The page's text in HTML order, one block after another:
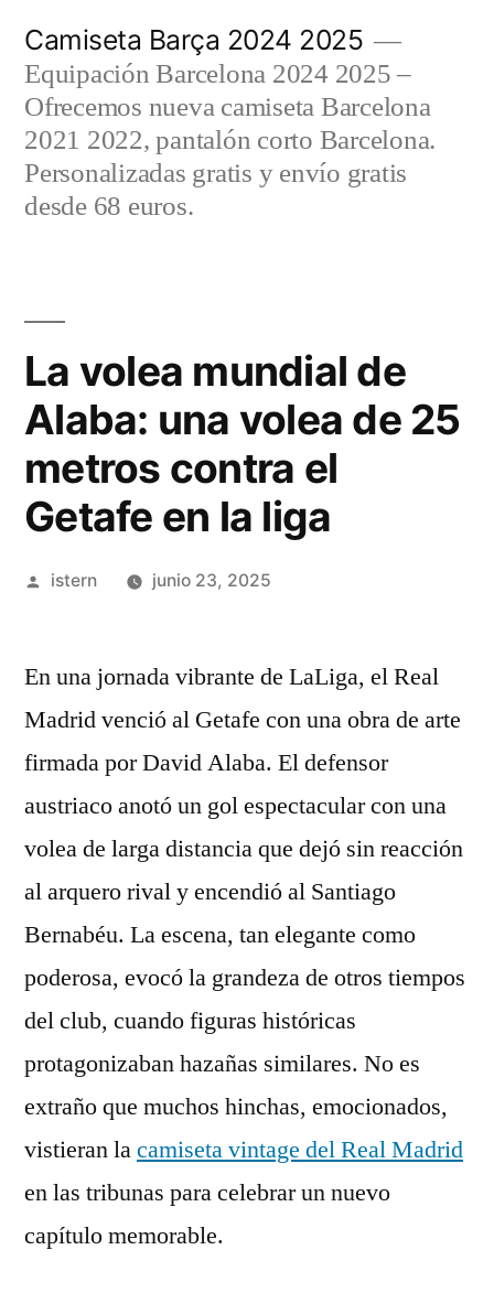
contenido
Camiseta Barça 2024 2025
Equipación Barcelona 2024 2025 –
Ofrecemos nueva camiseta Barcelona
2021 2022, pantalón corto Barcelona.
Personalizadas gratis y envío gratis
desde 68 euros.
La volea mundial de
Alaba: una volea de 25
metros contra el
Getafe en la liga
Publicado
istern junio 23, 2025
En una jornada vibrante de LaLiga, el Real
Madrid venció al Getafe con una obra de arte
firmada por David Alaba. El defensor
austriaco anotó un gol espectacular con una
volea de larga distancia que dejó sin reacción
al arquero rival y encendió al Santiago
Bernabéu. La escena, tan elegante como
poderosa, evocó la grandeza de otros tiempos
del club, cuando figuras históricas
protagonizaban hazañas similares. No es
extraño que muchos hinchas, emocionados,
vistieran lacamiseta vintage del Real Madrid
en las tribunas para celebrar un nuevo
capítulo memorable.